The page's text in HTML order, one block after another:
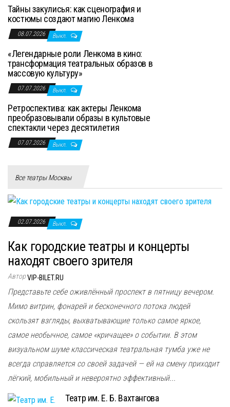
Тайны закулисья: как сценография и
костюмы создают магию Ленкома
08.07.2026 Выкл.
«Легендарные роли Ленкома в кино:
трансформация театральных образов в
массовую культуру»
07.07.2026 Выкл.
Ретроспектива: как актеры Ленкома
преобразовывали образы в культовые
спектакли через десятилетия
07.07.2026 Выкл.
Все театры Москвы
02.07.2026 Выкл.
Как городские театры и концерты
находят своего зрителя
АвторVIP-BILET.RU
Представьте себе оживлённый проспект в пятницу вечером.
Мимо витрин, фонарей и бесконечного потока людей
скользят взгляды, выхватывающие только самое яркое,
самое необычное, самое «кричащее» о событии. В этом
визуальном шуме классическая театральная тумба уже не
всегда справляется со своей задачей — ей на смену приходит
лёгкий, мобильный и невероятно эффективный...
Театр им. Е. Б. Вахтангова